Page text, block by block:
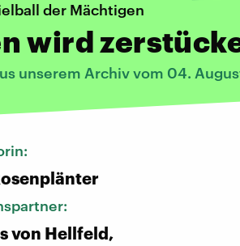
der Mächtigen
wird
unserem Archiv vom 04.
von Hellfeld,